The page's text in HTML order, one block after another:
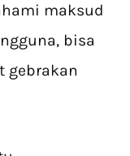
maksud
bisa
gebrakan